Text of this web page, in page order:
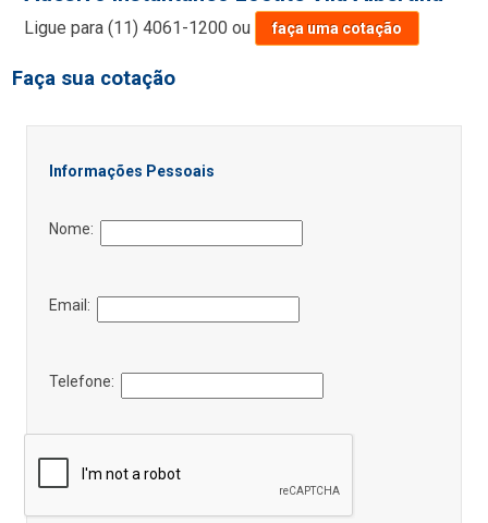
Ligue para(11) 4061-1200 ou faça uma cotação
Faça sua cotação
Informações Pessoais
Nome:
Email:
Telefone: